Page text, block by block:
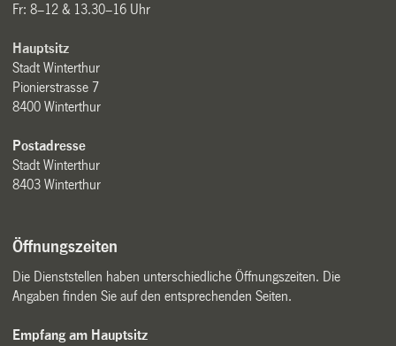
Fr: 8–12 & 13.30–16 Uhr
Hauptsitz
Stadt Winterthur
Pionierstrasse 7
8400 Winterthur
Postadresse
Stadt Winterthur
8403 Winterthur
Öffnungszeiten
Die Dienststellen haben unterschiedliche Öffnungszeiten. Die
Angaben finden Sie auf den entsprechenden Seiten.
Empfang am Hauptsitz